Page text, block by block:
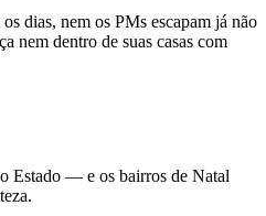
dias, nem os PMs escapam já não
nem dentro de suas casas com
Estado — e os bairros de Natal